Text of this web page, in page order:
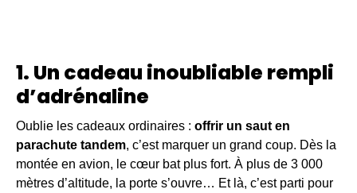
1. Un cadeau inoubliable rempli
d’adrénaline
Oublie les cadeaux ordinaires : offrir un saut en
parachute tandem, c’est marquer un grand coup. Dès la
montée en avion, le cœur bat plus fort. À plus de 3 000
mètres d’altitude, la porte s’ouvre… Et là, c’est parti pour